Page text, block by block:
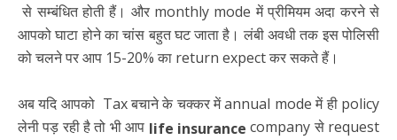
से सम्बंधित होती हैं। और monthly mode में प्रीमियम अदा करने से
आपको घाटा होने का चांस बहुत घट जाता है। लंबी अवधी तक इस पोलिसी
को चलने पर आप 15-20% का return expect कर सकते हैं।
अब यदि आपको Tax बचाने के चक्कर में annual mode में ही policy
लेनी पड़ रही है तो भी आप life insurance company से request